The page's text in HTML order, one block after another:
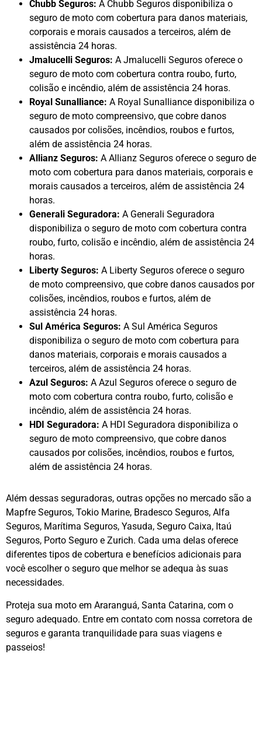
Chubb Seguros: A Chubb Seguros disponibiliza o
seguro de moto com cobertura para danos materiais,
corporais e morais causados a terceiros, além de
assistência 24 horas.
Jmalucelli Seguros: A Jmalucelli Seguros oferece o
seguro de moto com cobertura contra roubo, furto,
colisão e incêndio, além de assistência 24 horas.
Royal Sunalliance: A Royal Sunalliance disponibiliza o
seguro de moto compreensivo, que cobre danos
causados por colisões, incêndios, roubos e furtos,
além de assistência 24 horas.
Allianz Seguros: A Allianz Seguros oferece o seguro de
moto com cobertura para danos materiais, corporais e
morais causados a terceiros, além de assistência 24
horas.
Generali Seguradora: A Generali Seguradora
disponibiliza o seguro de moto com cobertura contra
roubo, furto, colisão e incêndio, além de assistência 24
horas.
Liberty Seguros: A Liberty Seguros oferece o seguro
de moto compreensivo, que cobre danos causados por
colisões, incêndios, roubos e furtos, além de
assistência 24 horas.
Sul América Seguros: A Sul América Seguros
disponibiliza o seguro de moto com cobertura para
danos materiais, corporais e morais causados a
terceiros, além de assistência 24 horas.
Azul Seguros: A Azul Seguros oferece o seguro de
moto com cobertura contra roubo, furto, colisão e
incêndio, além de assistência 24 horas.
HDI Seguradora: A HDI Seguradora disponibiliza o
seguro de moto compreensivo, que cobre danos
causados por colisões, incêndios, roubos e furtos,
além de assistência 24 horas.
Além dessas seguradoras, outras opções no mercado são a
Mapfre Seguros, Tokio Marine, Bradesco Seguros, Alfa
Seguros, Marítima Seguros, Yasuda, Seguro Caixa, Itaú
Seguros, Porto Seguro e Zurich. Cada uma delas oferece
diferentes tipos de cobertura e benefícios adicionais para
você escolher o seguro que melhor se adequa às suas
necessidades.
Proteja sua moto em Araranguá, Santa Catarina, com o
seguro adequado. Entre em contato com nossa corretora de
seguros e garanta tranquilidade para suas viagens e
passeios!